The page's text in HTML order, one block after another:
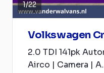
1/22
Volkswagen
2.0 TDI 141pk
Airco | Camera |